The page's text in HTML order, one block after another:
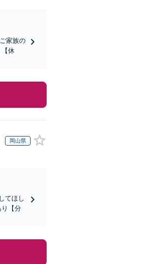
家族の
【休
岡山県
てほし
り【分